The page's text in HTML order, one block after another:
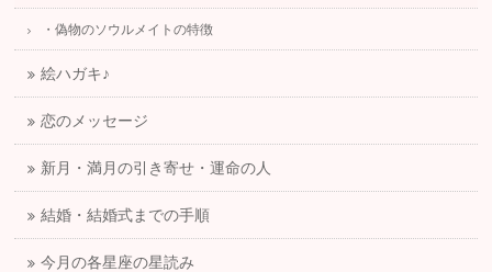
・偽物のソウルメイトの特徴
絵ハガキ♪
恋のメッセージ
新月・満月の引き寄せ・運命の人
結婚・結婚式までの手順
今月の各星座の星読み